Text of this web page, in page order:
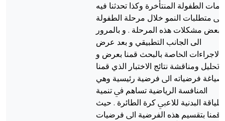
اﻟﻄﻔﻮﻟﺔ المنتأخرة وﻛﺬا تحدثنا ﻓﻴﻪ
اﱃ ﻣﺘﻄﻠﺒﺎت اﻟﻨﻤﻮ ﺧﻼل ﻣﺮﺣﻠﺔ اﻟﻄﻔﻮﻟﺔ
ﺑﻌﺾ ﻣﺸﻜﻼت ﻫﺬﻩ المرحلة . و بالمرور
الى الجانب اﻟﺘﻄﺒﻴﻘﻲ و ﺑﻌﺪ ﻋﺮض
اﻻﺟﺮاءات اﳋﺎﺻﺔ ﺑﺎﻟﺒﺤﺚ ﻗﻤﻨﺎ ﺑﻌﺮض و
ﲢﻠﻴﻞ وﻣﻨﺎﻗﺸﺔ ﻧﺘﺎﺋﺞ اﻻﺧﺘﺒﺎر اﻟﺬي ﻗﻤﻨﺎ
ﺑﺼﻴﺎﻏﺔ ﻓﺮﺿﻴﺎﺗﻪ اﱃ ﻓﺮﺿﻴﺔ رﺋﻴﺴﻴﺔ وﻫﻲ
اﳌﻨﺎﻓﺴﺔ اﻟﺮﻳﺎﺿﻴﺔ ﺗﺴﺎﻫﻢ ﰲ ﺗﻨﻤﻴﺔ
اﻟﻠﻴﺎﻗﺔ اﻟﺒﺪﻧﻴﺔ ﻟﻼﻋﱯ ﻛﺮة اﻟﻄﺎﺋﺮة . ﺣﻴﺚ
ﻗﻤﻨﺎ ﺑﺘﻘﺴﻴﻢ ﻫﺬﻩ اﻟﻔﺮﺿﻴﺔ اﱃ ﻓﺮﺿﻴﺎت